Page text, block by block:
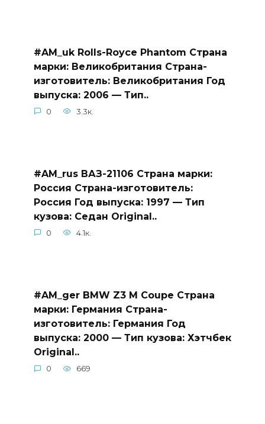
#AM_uk Rolls-Royce Phantom Страна
марки: Великобритания Страна-
изготовитель: Великобритания Год
выпуска: 2006 — Тип..
0 3.3к.
#AM_rus ВАЗ-21106 Страна марки:
Россия Страна-изготовитель:
Россия Год выпуска: 1997 — Тип
кузова: Седан Original..
0 4.1к.
#AM_ger BMW Z3 M Coupe Страна
марки: Германия Страна-
изготовитель: Германия Год
выпуска: 2000 — Тип кузова: Хэтчбек
Original..
0 669